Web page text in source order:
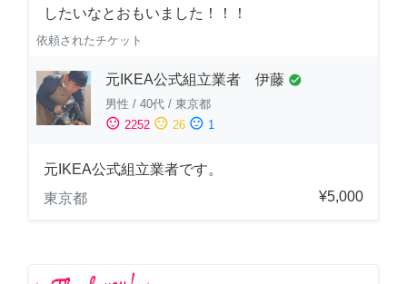
したいなとおもいました！！！
依頼されたチケット
元IKEA公式組立業者 伊藤 check_circle
男性 / 40代 / 東京都
sentiment_satisfied 2252 sentiment_neutral 26 sentiment_dissatisfied 1
元IKEA公式組立業者です。
東京都
¥5,000